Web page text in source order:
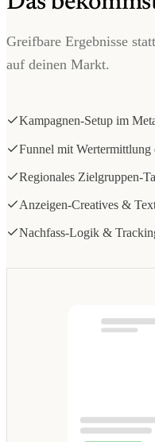
Greifbare Ergebnisse
auf deinen Markt.
Kampagnen-Setup im
Funnel mit
Regionales Zielgruppen-
Anzeigen-Creatives &
Nachfass-Logik &